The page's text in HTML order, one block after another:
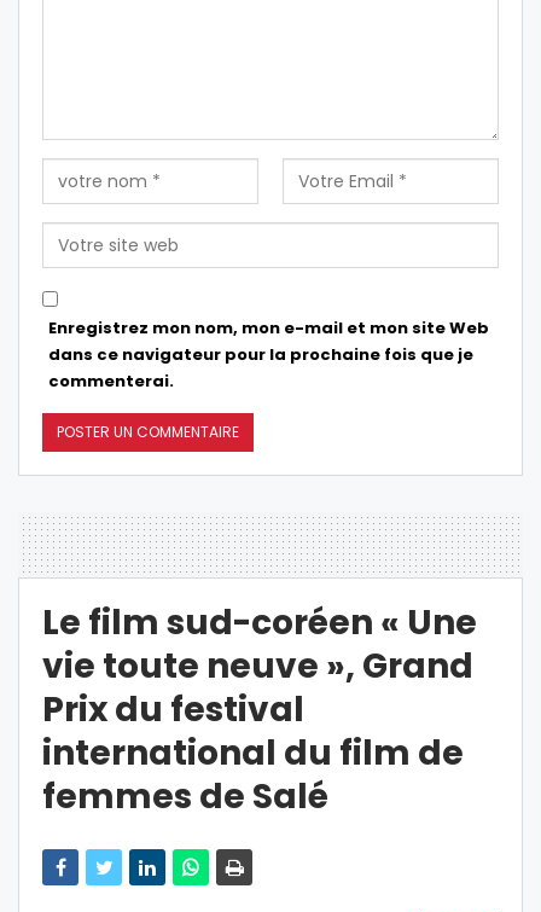
Enregistrez mon nom, mon e-mail et mon site Web
dans ce navigateur pour la prochaine fois que je
commenterai.
Le film sud-coréen « Une
vie toute neuve », Grand
Prix du festival
international du film de
femmes de Salé